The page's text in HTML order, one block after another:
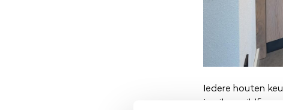
Iedere houten
in eiken